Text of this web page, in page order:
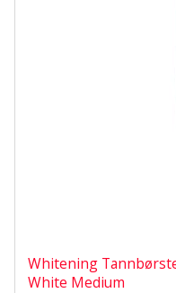
Whitening
White Medium